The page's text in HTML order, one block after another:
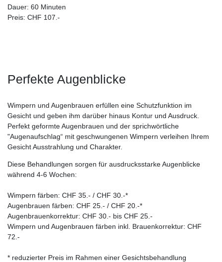
Dauer: 60 Minuten
Preis: CHF 107.-
Perfekte Augenblicke
Wimpern und Augenbrauen erfüllen eine Schutzfunktion im
Gesicht und geben ihm darüber hinaus Kontur und Ausdruck.
Perfekt geformte Augenbrauen und der sprichwörtliche
"Augenaufschlag“ mit geschwungenen Wimpern verleihen Ihrem
Gesicht Ausstrahlung und Charakter.
Diese Behandlungen sorgen für ausdrucksstarke Augenblicke
während 4-6 Wochen:
Wimpern färben: CHF 35.- / CHF 30.-*
Augenbrauen färben: CHF 25.- / CHF 20.-*
Augenbrauenkorrektur: CHF 30.- bis CHF 25.-
Wimpern und Augenbrauen färben inkl. Brauenkorrektur: CHF
72.-
* reduzierter Preis im Rahmen einer Gesichtsbehandlung